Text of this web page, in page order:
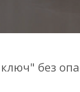
без